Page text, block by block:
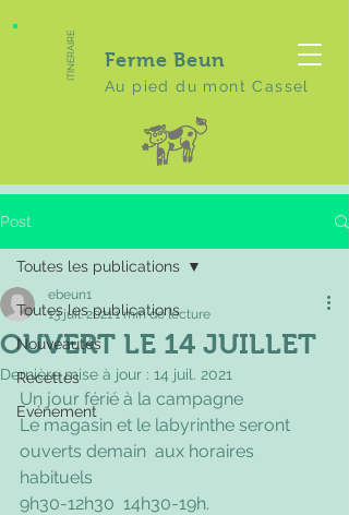
ITINERAIRE Ferme Beun
Au pied du mont Cassel
Post
Toutes les publications
Nouveautés
Recettes
Evénement
Toutes les publications
OUVERT LE 14 JUILLET
ebeun1
13 juil. 20211 min de lecture
Dernière mise à jour : 14 juil. 2021
Un jour férié à la campagne
Le magasin et le labyrinthe seront
ouverts demain  aux horaires
habituels
9h30-12h30  14h30-19h.